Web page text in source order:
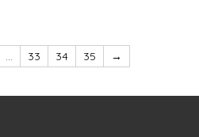
… 33 34 35 →